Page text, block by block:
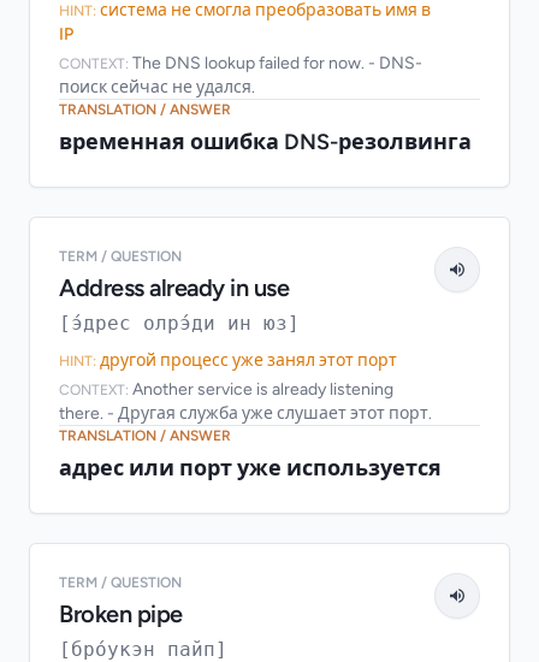
HINT: система не смогла преобразовать имя в
IP
CONTEXT: The DNS lookup failed for now. - DNS-
поиск сейчас не удался.
TRANSLATION / ANSWER
временная ошибка DNS-резолвинга
TERM / QUESTION
Address already in use
[э́дрес олрэ́ди ин юз]
HINT: другой процесс уже занял этот порт
CONTEXT: Another service is already listening
there. - Другая служба уже слушает этот порт.
TRANSLATION / ANSWER
адрес или порт уже используется
TERM / QUESTION
Broken pipe
[бро́укэн пайп]